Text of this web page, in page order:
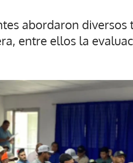
abordaron diversos
entre ellos la